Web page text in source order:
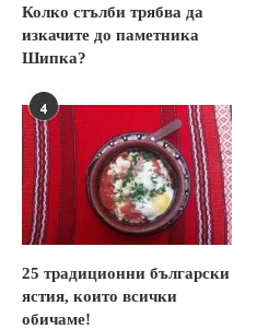
Колко стълби трябва да
изкачите до паметника
Шипка?
4
25 традиционни български
ястия, които всички
обичаме!